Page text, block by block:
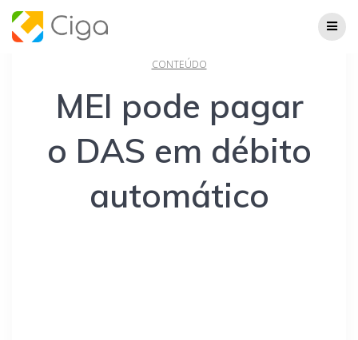
CONTEÚDO
MEI pode pagar
o DAS em débito
automático